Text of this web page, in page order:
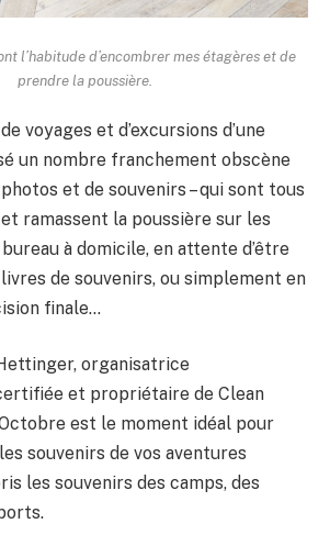
l’habitude d’encombrer mes étagères et de
prendre la poussière.
voyages et d’excursions d’une
un nombre franchement obscène
et de souvenirs – qui sont tous
ramassent la poussière sur les
à domicile, en attente d’être
de souvenirs, ou simplement en
finale…
organisatrice
et propriétaire de Clean
est le moment idéal pour
souvenirs de vos aventures
les souvenirs des camps, des